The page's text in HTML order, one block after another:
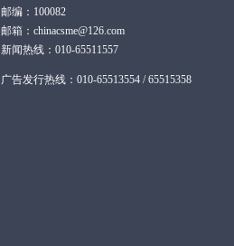
邮编：100082
邮箱：chinacsme@126.com
新闻热线：010-65511557
广告发行热线：010-65513554 / 65515358